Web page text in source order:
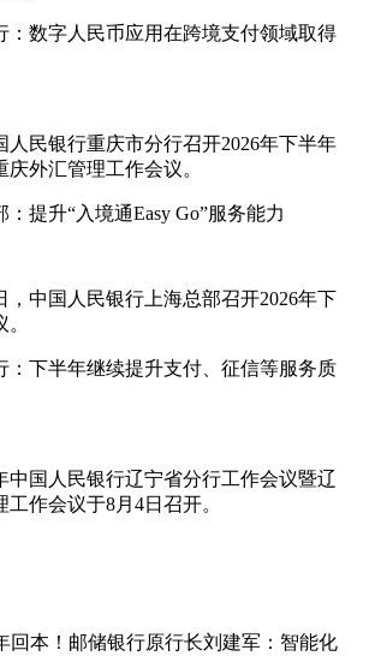
：数字人民币应用在跨境支付领域取得
人民银行重庆市分行召开2026年下半年
庆外汇管理工作会议。
提升“入境通Easy Go”服务能力
，中国人民银行上海总部召开2026年下
：下半年继续提升支付、征信等服务质
中国人民银行辽宁省分行工作会议暨辽
作会议于8月4日召开。
回本！邮储银行原行长刘建军：智能化